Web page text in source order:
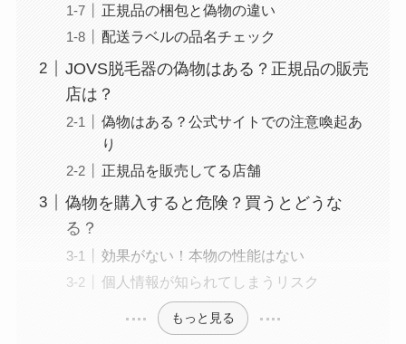
正規品の梱包と偽物の違い
配送ラベルの品名チェック
JOVS脱毛器の偽物はある？正規品の販売
店は？
偽物はある？公式サイトでの注意喚起あ
り
正規品を販売してる店舗
偽物を購入すると危険？買うとどうな
る？
効果がない！本物の性能はない
個人情報が知られてしまうリスク
もっと見る